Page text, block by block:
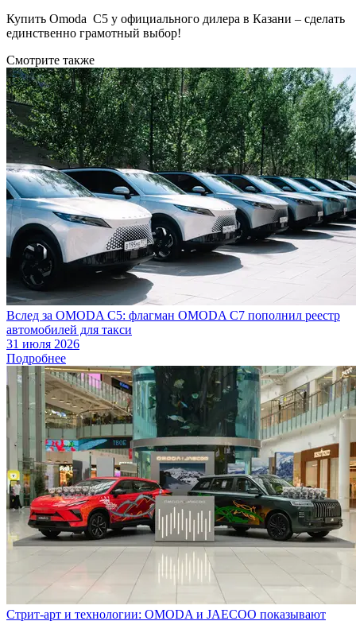
Купить Omoda C5 у официального дилера в Казани – сделать
единственно грамотный выбор!
Смотрите также
Вслед за OMODA C5: флагман OMODA C7 пополнил реестр
автомобилей для такси
31 июля 2026
Подробнее
Стрит-арт и технологии: OMODA и JAECOO показывают